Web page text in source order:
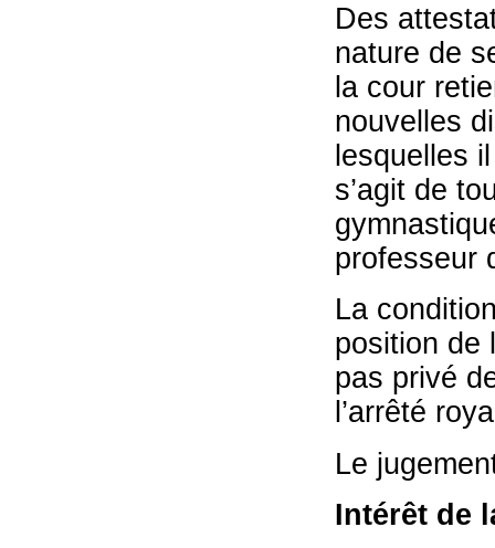
Des
nature de
la cour
nouvelles
lesquelles
s’agit de
professeur
La
position de
pas privé
l’arrêté
Le
Intérêt de